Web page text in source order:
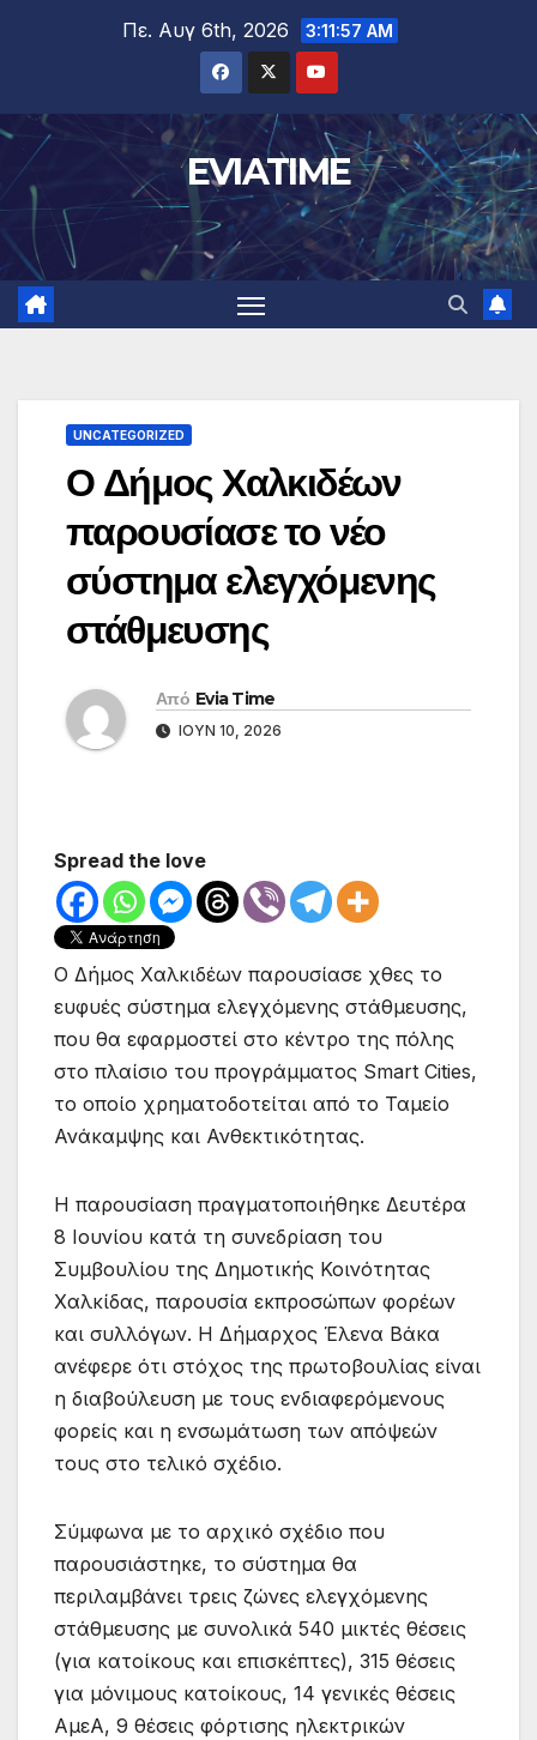
Πε. Αυγ 6th, 2026 3:11:57 AM
EVIATIME
UNCATEGORIZED
Ο Δήμος Χαλκιδέων
παρουσίασε το νέο
σύστημα ελεγχόμενης
στάθμευσης
Από Evia Time
ΙΟΎΝ 10, 2026
Spread the love
Ο Δήμος Χαλκιδέων παρουσίασε χθες το
ευφυές σύστημα ελεγχόμενης στάθμευσης,
που θα εφαρμοστεί στο κέντρο της πόλης
στο πλαίσιο του προγράμματος Smart Cities,
το οποίο χρηματοδοτείται από το Ταμείο
Ανάκαμψης και Ανθεκτικότητας.
Η παρουσίαση πραγματοποιήθηκε Δευτέρα
8 Ιουνίου κατά τη συνεδρίαση του
Συμβουλίου της Δημοτικής Κοινότητας
Χαλκίδας, παρουσία εκπροσώπων φορέων
και συλλόγων. Η Δήμαρχος Έλενα Βάκα
ανέφερε ότι στόχος της πρωτοβουλίας είναι
η διαβούλευση με τους ενδιαφερόμενους
φορείς και η ενσωμάτωση των απόψεών
τους στο τελικό σχέδιο.
Σύμφωνα με το αρχικό σχέδιο που
παρουσιάστηκε, το σύστημα θα
περιλαμβάνει τρεις ζώνες ελεγχόμενης
στάθμευσης με συνολικά 540 μικτές θέσεις
(για κατοίκους και επισκέπτες), 315 θέσεις
για μόνιμους κατοίκους, 14 γενικές θέσεις
ΑμεΑ, 9 θέσεις φόρτισης ηλεκτρικών